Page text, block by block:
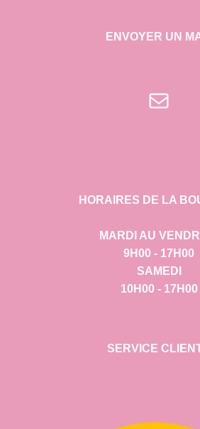
ENVOYER UN
E-mail
HORAIRES DE LA
MARDI AU
9H00 - 17H00
SAMEDI
10H00 - 17H00
SERVICE